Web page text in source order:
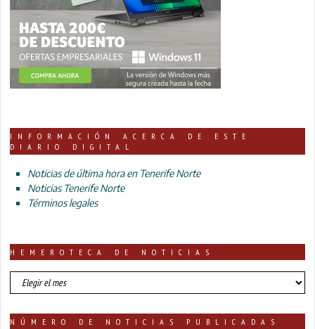
INFORMACIÓN ACERCA DE ESTE
DIARIO DIGITAL
Noticias de última hora en Tenerife Norte
Noticias Tenerife Norte
Términos legales
HEMEROTECA DE NOTICIAS
HEMEROTECA
DE
NÚMERO DE NOTICIAS PUBLICADAS